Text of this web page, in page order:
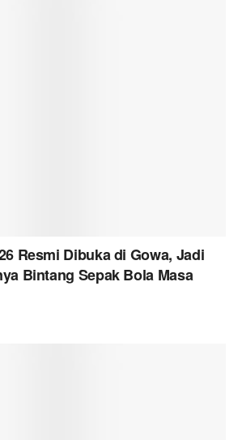
Resmi Dibuka di Gowa, Jadi
Bintang Sepak Bola Masa